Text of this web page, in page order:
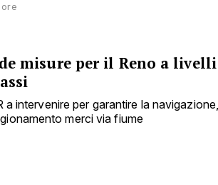
ore
misure per il Reno a livelli
intervenire per garantire la navigazione,
merci via fiume